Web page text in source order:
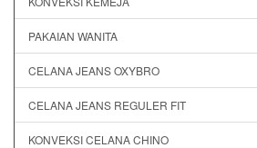
PAKAIAN WANITA
CELANA JEANS OXYBRO
CELANA JEANS REGULER FIT
KONVEKSI CELANA CHINO